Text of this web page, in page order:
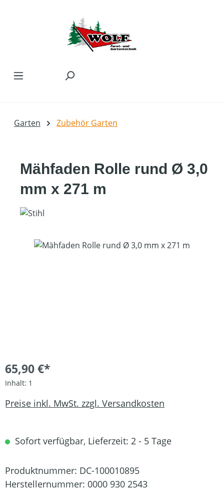
Garten Zubehör Garten
Mähfaden Rolle rund Ø 3,0
mm x 271 m
Bildergalerie überspringen
65,90 €*
Inhalt: 1
Preise inkl. MwSt. zzgl. Versandkosten
Sofort verfügbar, Lieferzeit: 2 - 5 Tage
Produktnummer: DC-100010895
Herstellernummer: 0000 930 2543